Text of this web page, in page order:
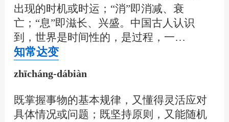
出现的时机或时运；“消”即消减、衰
亡；“息”即滋长、兴盛。中国古人认识
到，世界是时间性的，是过程，一…
知常达变
zhīcháng-dábiàn
既掌握事物的基本规律，又懂得灵活应对
具体情况或问题；既坚持原则，又能随机